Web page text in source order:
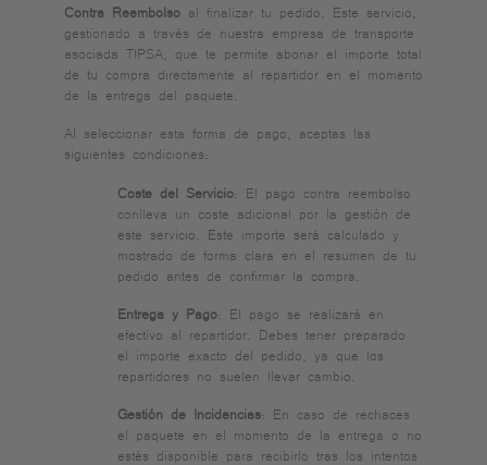
Contra Reembolsoal finalizar tu pedido. Este servicio,
gestionado a través de nuestra empresa de transporte
asociada TIPSA, que te permite abonar el importe total
de tu compra directamente al repartidor en el momento
de la entrega del paquete.
Al seleccionar esta forma de pago, aceptas las
siguientes condiciones:
Coste del Servicio: El pago contra reembolso
conlleva un coste adicional por la gestión de
este servicio. Este importe será calculado y
mostrado de forma clara en el resumen de tu
pedido antes de confirmar la compra.
Entrega y Pago: El pago se realizará en
efectivo al repartidor. Debes tener preparado
el importe exacto del pedido, ya que los
repartidores no suelen llevar cambio.
Gestión de Incidencias: En caso de rechaces
el paquete en el momento de la entrega o no
estés disponible para recibirlo tras los intentos